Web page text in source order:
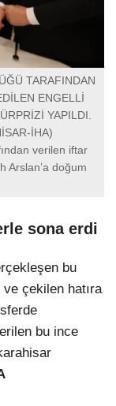
TARAFINDAN
ENGELLİ
YAPILDI.
İHA)
verilen iftar
Arslan’a doğum
sona erdi
bu
çekilen hatıra
bu ince